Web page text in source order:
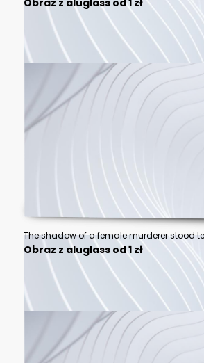
Obraz z aluglass od 1 zł